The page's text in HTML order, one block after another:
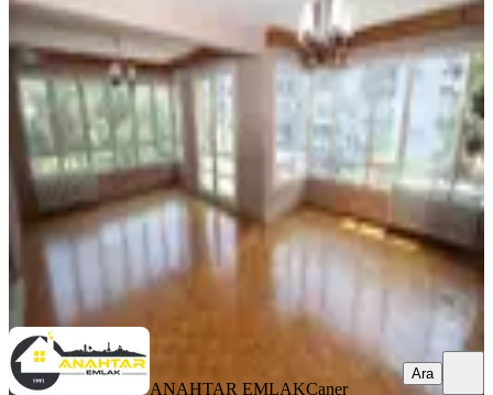
Hıfzıssıhha Meydan Köşe 3 Cephe
Arakat 3+1 Otoparklı Daire
Konak, Güzelyalı Mahallesi
3+1 · 166 m² 05.08.2026
10.000.000 ₺
ANAHTAR EMLAK Caner Demircan
ANAHTAR EMLAKCaner
Ara